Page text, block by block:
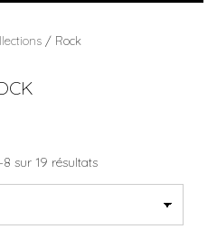
/ Rock
sur 19 résultats